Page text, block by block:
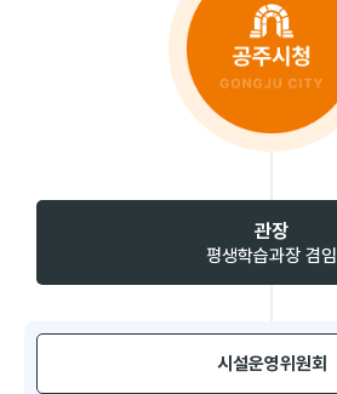
관장
평생학습과장 겸임
시설운영위원회​